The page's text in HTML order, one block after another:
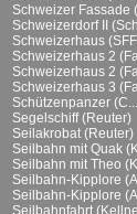
Schweizer Fassade
Schweizerdorf II
Schweizerhaus
Schweizerhaus 2
Schweizerhaus 2
Schweizerhaus 3
Schützenpanzer
Segelschiff (Reuter)
Seilakrobat (Reuter)
Seilbahn mit Quak
Seilbahn mit Theo
Seilbahn-Kipplore
Seilbahn-Kipplore
Seilbahnfahrt